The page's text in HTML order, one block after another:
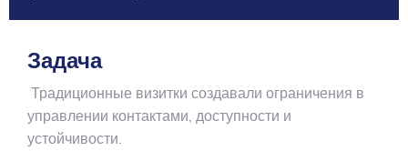
Задача
Традиционные визитки создавали ограничения в
управлении контактами, доступности и
устойчивости.